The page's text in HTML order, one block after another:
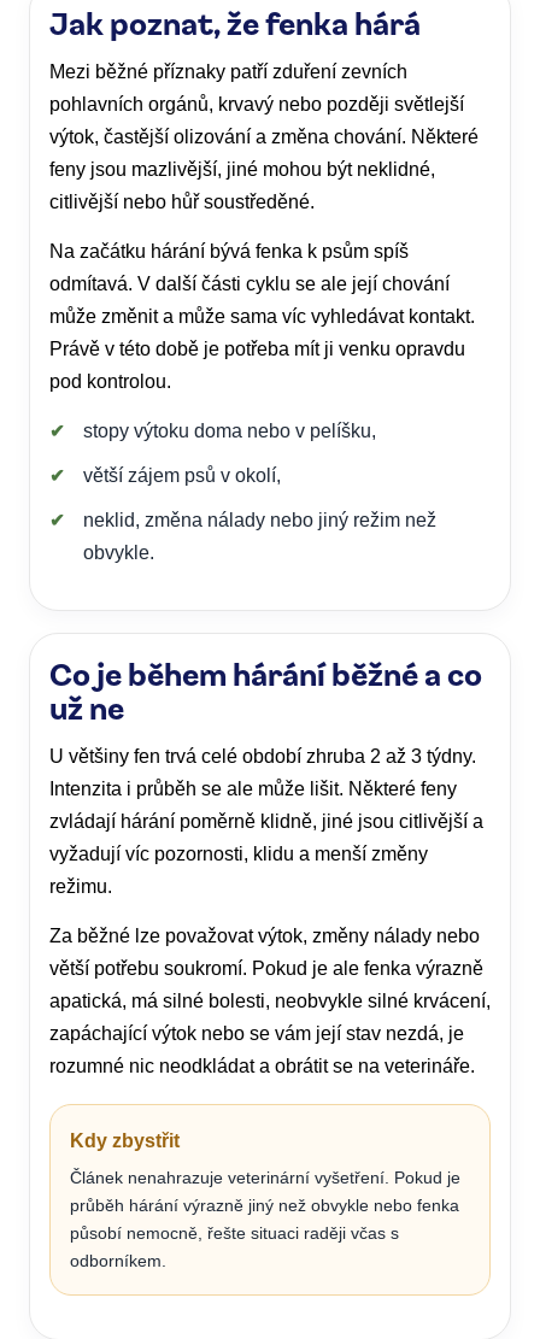
Jak poznat, že fenka hárá
Mezi běžné příznaky patří zduření zevních
pohlavních orgánů, krvavý nebo později světlejší
výtok, častější olizování a změna chování. Některé
feny jsou mazlivější, jiné mohou být neklidné,
citlivější nebo hůř soustředěné.
Na začátku hárání bývá fenka k psům spíš
odmítavá. V další části cyklu se ale její chování
může změnit a může sama víc vyhledávat kontakt.
Právě v této době je potřeba mít ji venku opravdu
pod kontrolou.
stopy výtoku doma nebo v pelíšku,
větší zájem psů v okolí,
neklid, změna nálady nebo jiný režim než
obvykle.
Co je během hárání běžné a co
už ne
U většiny fen trvá celé období zhruba 2 až 3 týdny.
Intenzita i průběh se ale může lišit. Některé feny
zvládají hárání poměrně klidně, jiné jsou citlivější a
vyžadují víc pozornosti, klidu a menší změny
režimu.
Za běžné lze považovat výtok, změny nálady nebo
větší potřebu soukromí. Pokud je ale fenka výrazně
apatická, má silné bolesti, neobvykle silné krvácení,
zapáchající výtok nebo se vám její stav nezdá, je
rozumné nic neodkládat a obrátit se na veterináře.
Kdy zbystřit
Článek nenahrazuje veterinární vyšetření. Pokud je
průběh hárání výrazně jiný než obvykle nebo fenka
působí nemocně, řešte situaci raději včas s
odborníkem.